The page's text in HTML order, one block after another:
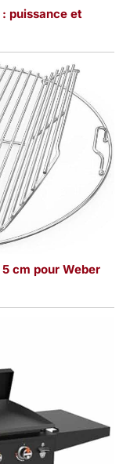
puissance et
cm pour Weber